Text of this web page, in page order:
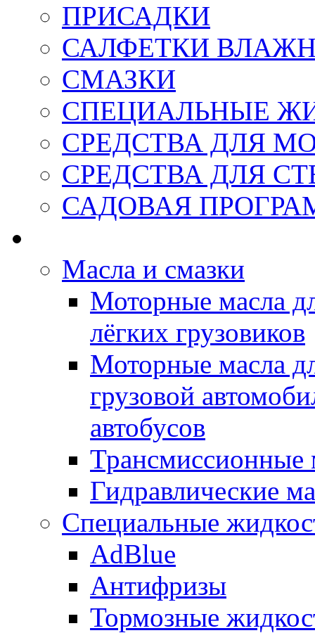
ПРИСАДКИ
САЛФЕТКИ
СМАЗКИ
СПЕЦИАЛЬНЫЕ
СРЕДСТВА ДЛЯ
СРЕДСТВА ДЛЯ
САДОВАЯ
Масла и смазки
Моторные масла
лёгких грузовиков
Моторные масла
грузовой
автобусов
Трансмиссионные
Гидравлические
Специальные
AdBlue
Антифризы
Тормозные